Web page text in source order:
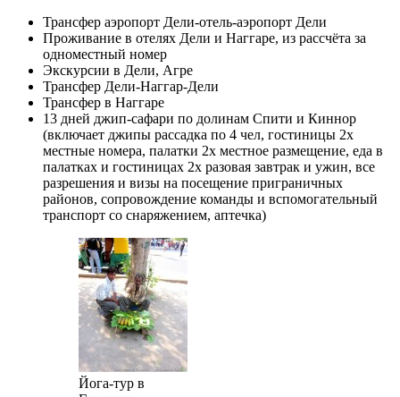
Трансфер аэропорт Дели-отель-аэропорт Дели
Проживание в отелях Дели и Наггаре, из рассчёта за
одноместный номер
Экскурсии в Дели, Агре
Трансфер Дели-Наггар-Дели
Трансфер в Наггаре
13 дней джип-сафари по долинам Спити и Киннор
(включает джипы рассадка по 4 чел, гостиницы 2х
местные номера, палатки 2х местное размещение, еда в
палатках и гостиницах 2х разовая завтрак и ужин, все
разрешения и визы на посещение приграничных
районов, сопровождение команды и вспомогательный
транспорт со снаряжением, аптечка)
Йога-тур в